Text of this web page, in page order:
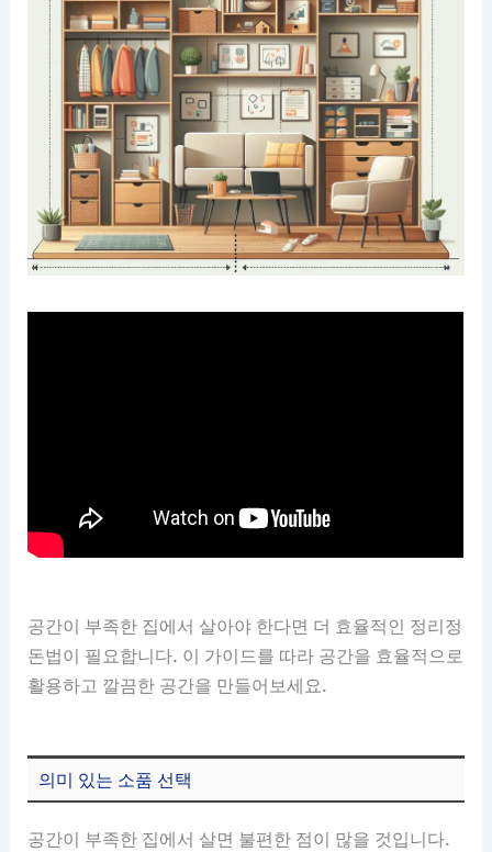
공간이 부족한 집에서 살아야 한다면 더 효율적인 정리정
돈법이 필요합니다. 이 가이드를 따라 공간을 효율적으로
활용하고 깔끔한 공간을 만들어보세요.
의미 있는 소품 선택
공간이 부족한 집에서 살면 불편한 점이 많을 것입니다.